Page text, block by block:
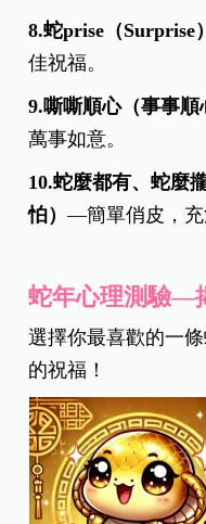
8.蛇prise（Surprise
佳祝福。
9.嘶嘶順心（事事順
萬事如意。
10.蛇麼都有、蛇麼
怕）—簡單俏皮，充
蛇年心理測驗—
選擇你最喜歡的一
的祝福！